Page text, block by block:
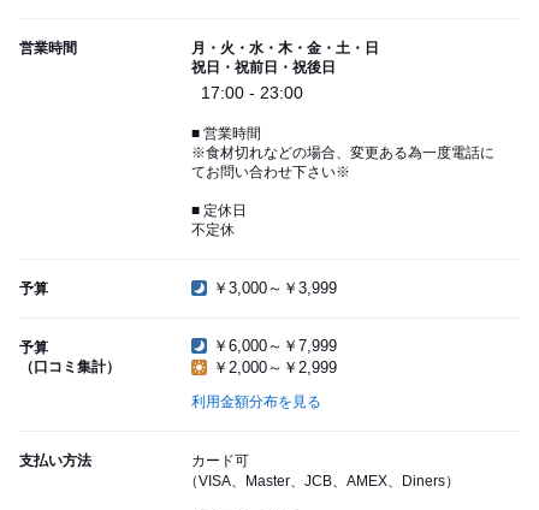
営業時間
月・火・水・木・金・土・日
祝日・祝前日・祝後日
17:00 - 23:00
■ 営業時間
※食材切れなどの場合、変更ある為一度電話に
てお問い合わせ下さい※
■ 定休日
不定休
予算 ￥3,000～￥3,999
予算
（口コミ集計）
￥6,000～￥7,999
￥2,000～￥2,999
利用金額分布を見る
支払い方法
カード可
（VISA、Master、JCB、AMEX、Diners）